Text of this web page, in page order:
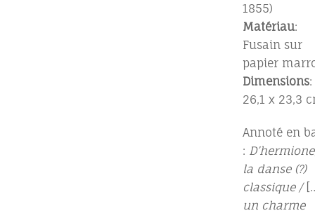
1855)
Matériau:
Fusain sur
papier
Dimensions:
26,1 x 23,3
Annoté en
:
la danse (?)
classique /
un charme